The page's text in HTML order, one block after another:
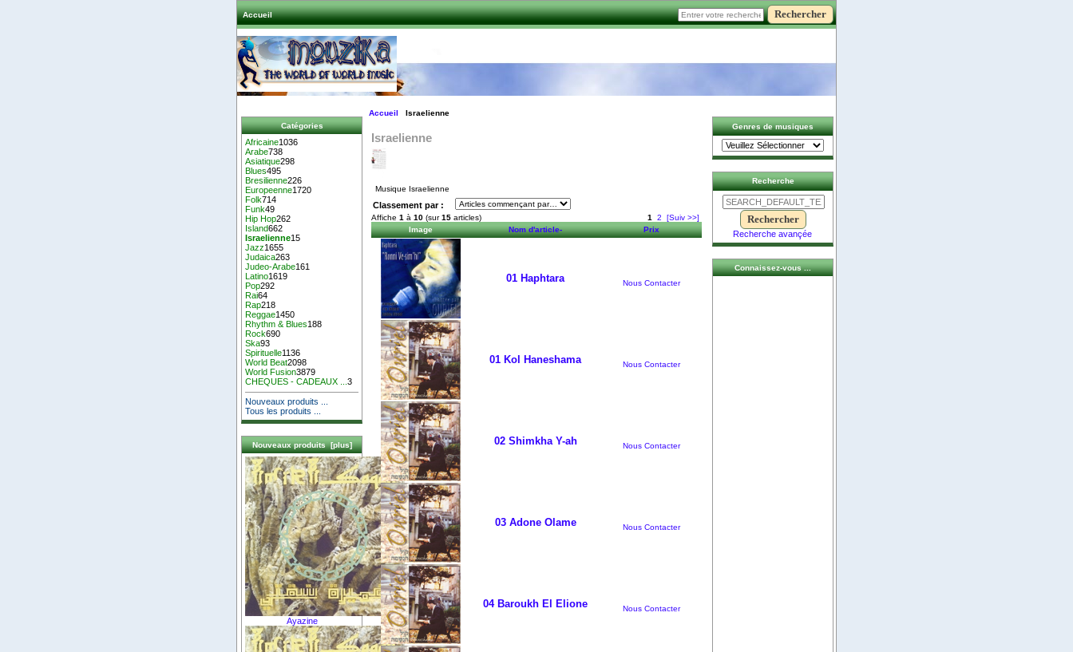
Accueil
Catégories
Africaine1036
Arabe738
Asiatique298
Blues495
Bresilienne226
Europeenne1720
Folk714
Funk49
Hip Hop262
Island662
Israelienne15
Jazz1655
Judaica263
Judeo-Arabe161
Latino1619
Pop292
Rai64
Rap218
Reggae1450
Rhythm & Blues188
Rock690
Ska93
Spirituelle1136
World Beat2098
World Fusion3879
CHEQUES - CADEAUX ...3
Nouveaux produits ...
Tous les produits ...
Nouveaux produits [plus]
Ayazine
Accueil Israelienne
Israelienne
Musique Israelienne
Classement par :
Affiche 1 à 10 (sur15 articles) 1 2
[Suiv >>]
Image
Nom d'article- Prix
01 Haphtara Nous Contacter
01 Kol Haneshama Nous Contacter
02 Shimkha Y-ah Nous Contacter
03 Adone Olame Nous Contacter
04 Baroukh El Elione Nous Contacter
Genres de musiques
Recherche
Recherche avançée
Connaissez-vous ...